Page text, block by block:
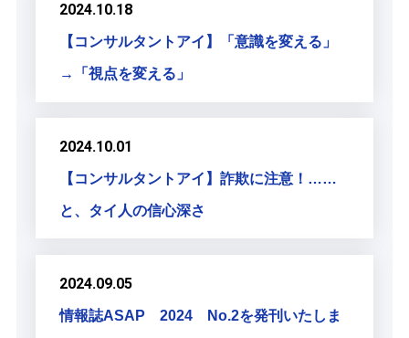
2024.10.18
【コンサルタントアイ】「意識を変える」
→「視点を変える」
2024.10.01
【コンサルタントアイ】詐欺に注意！……
と、タイ人の信心深さ
2024.09.05
情報誌ASAP 2024 No.2を発刊いたしま